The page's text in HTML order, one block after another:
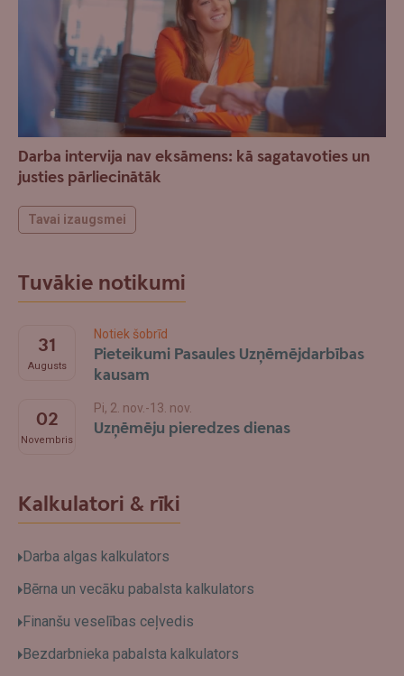
Darba intervija nav eksāmens: kā sagatavoties un
justies pārliecinātāk
Tavai izaugsmei
Tuvākie notikumi
31
Augusts
Notiek šobrīd
Pieteikumi Pasaules Uzņēmējdarbības
kausam
02
Novembris
Pi, 2. nov.-13. nov.
Uzņēmēju pieredzes dienas
Kalkulatori & rīki
Darba algas kalkulators
Bērna un vecāku pabalsta kalkulators
Finanšu veselības ceļvedis
Bezdarbnieka pabalsta kalkulators